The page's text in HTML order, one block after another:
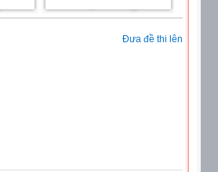
Đưa đề thi lên